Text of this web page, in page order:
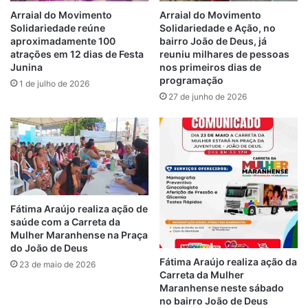
Arraial do Movimento
Solidariedade reúne
aproximadamente 100
atrações em 12 dias de Festa
Junina
1 de julho de 2026
Arraial do Movimento
Solidariedade e Ação, no
bairro João de Deus, já
reuniu milhares de pessoas
nos primeiros dias de
programação
27 de junho de 2026
Fátima Araújo realiza ação de
saúde com a Carreta da
Mulher Maranhense na Praça
do João de Deus
23 de maio de 2026
Fátima Araújo realiza ação da
Carreta da Mulher
Maranhense neste sábado
no bairro João de Deus